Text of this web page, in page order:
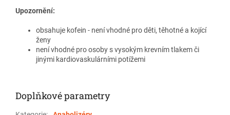
Upozornění:
obsahuje kofein - není vhodné pro děti, těhotné a kojící
ženy
není vhodné pro osoby s vysokým krevním tlakem či
jinými kardiovaskulárními potížemi
Doplňkové parametry